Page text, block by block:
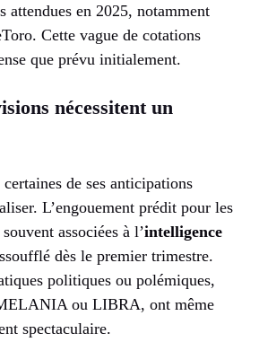
attendues en 2025, notamment
Cette vague de cotations
que prévu initialement.
nécessitent un
de ses anticipations
L’engouement prédit pour les
associées à l’intelligence
dès le premier trimestre.
politiques ou polémiques,
ou LIBRA, ont même
spectaculaire.